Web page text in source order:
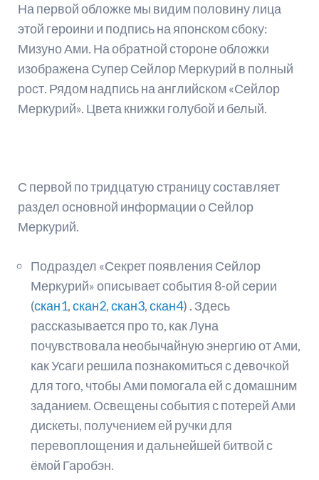
На первой обложке мы видим половину лица
этой героини и подпись на японском сбоку:
Мизуно Ами. На обратной стороне обложки
изображена Супер Сейлор Меркурий в полный
рост. Рядом надпись на английском «Сейлор
Меркурий». Цвета книжки голубой и белый.
С первой по тридцатую страницу составляет
раздел основной информации о Сейлор
Меркурий.
Подраздел «Секрет появления Сейлор
Меркурий» описывает события 8-ой серии
(скан1,скан2,скан3,скан4) . Здесь
рассказывается про то, как Луна
почувствовала необычайную энергию от Ами,
как Усаги решила познакомиться с девочкой
для того, чтобы Ами помогала ей с домашним
заданием. Освещены события с потерей Ами
дискеты, получением ей ручки для
перевоплощения и дальнейшей битвой с
ёмой Гаробэн.